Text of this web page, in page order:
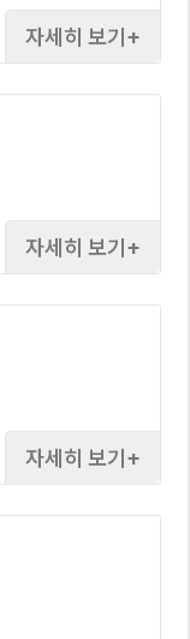
자세히 보기
자세히 보기
자세히 보기